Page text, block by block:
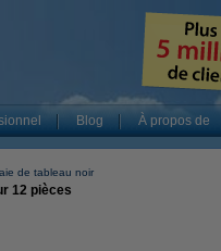
Blog À propos de
de tableau noir
12 pièces